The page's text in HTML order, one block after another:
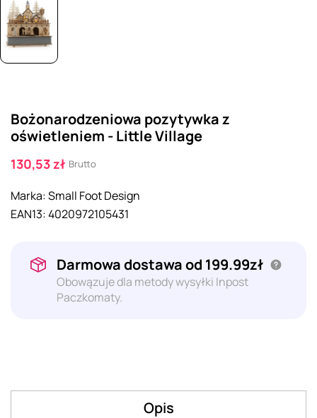
Bożonarodzeniowa pozytywka z
oświetleniem - Little Village
130,53 zł Brutto
Marka:Small Foot Design
EAN13:4020972105431
Darmowa dostawa od 199.99zł
Obowązuje dla metody wysyłki Inpost
Paczkomaty.
Opis